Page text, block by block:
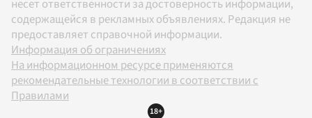
несет ответственности за достоверность информации,
содержащейся в рекламных объявлениях. Редакция не
предоставляет справочной информации.
Информация об ограничениях
На информационном ресурсе применяются
рекомендательные технологии в соответствии с
Правилами
18+